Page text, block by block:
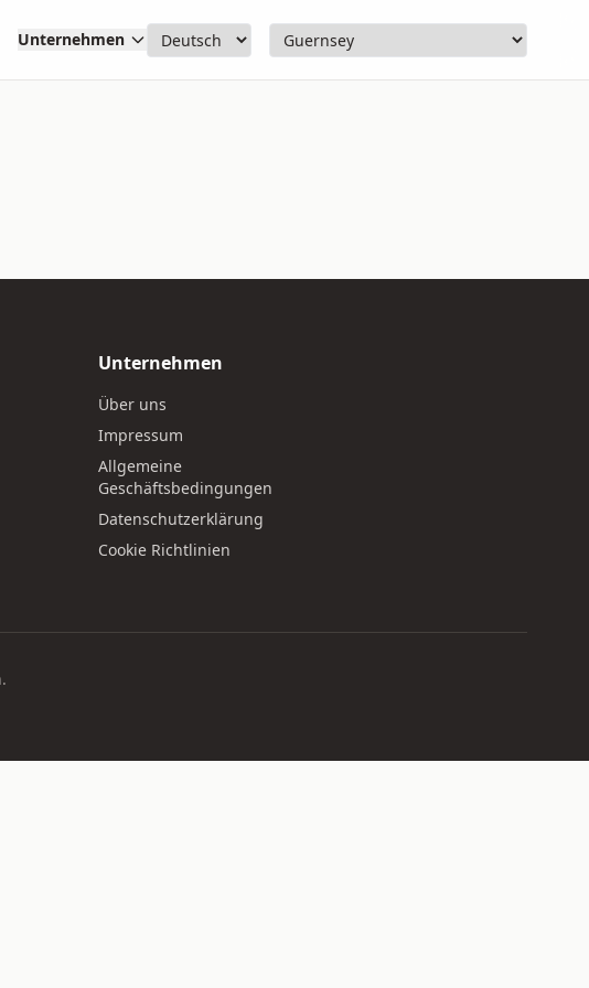
Unternehmen
Unternehmen
Über uns
Impressum
Allgemeine
Geschäftsbedingungen
Datenschutzerklärung
Cookie Richtlinien